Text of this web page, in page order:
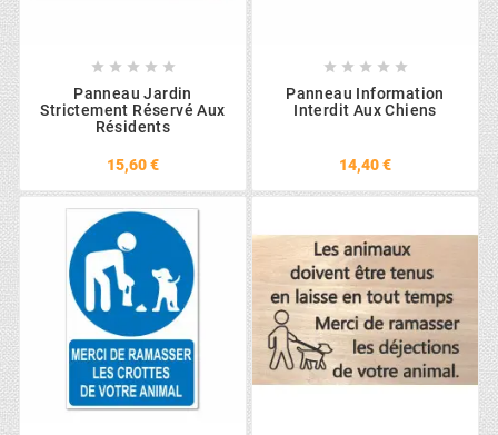
    
Panneau Jardin
Strictement Réservé Aux
Résidents
15,60 €
    
Panneau Information
Interdit Aux Chiens
14,40 €